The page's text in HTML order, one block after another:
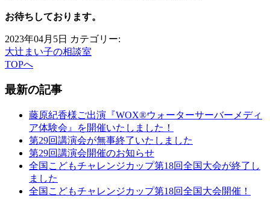
お待ちしております。
2023年04月5日 カテゴリー:
大辻まい子の相談室
TOPへ
最新の記事
藤原紀香様ご出演『WOX®ウォーターサーバーメディ
ア体験会』を開催いたしました！
第29回講演会が無事終了いたしました
第29回講演会開催のお知らせ
全国こどもチャレンジカップ第18回全国大会が終了し
ました
全国こどもチャレンジカップ第18回全国大会開催！